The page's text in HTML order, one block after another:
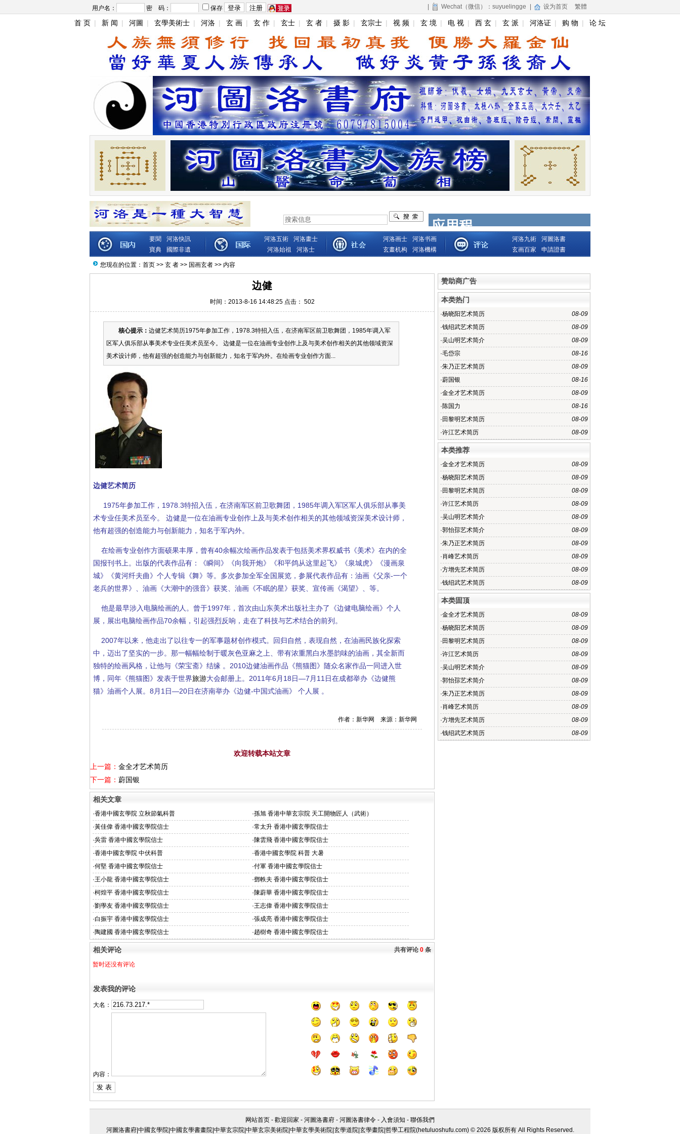
用户名： 密 码： 保存 Wechat（微信）：suyuelingge 设为首页 繁體
首 页 | 新 闻 | 河圖 | 玄學美術士 | 河洛 | 玄 画 | 玄 作 | 玄士 | 玄 者 | 摄 影 | 玄宗士 | 视 频 | 玄 境 | 电 视 | 西 玄 | 玄 派 | 河洛证 | 购 物 | 论 坛
要聞
河洛快訊
寶典
國際非遺
河洛五術
河洛畫士
河洛始祖
河洛士
河洛画士
河洛书画
玄畫机构
河洛機構
河洛九術
河圖洛書
玄画百家
申請證書
您现在的位置： 首页 >> 玄 者 >> 国画玄者 >> 内容
边健
时间：2013-8-16 14:48:25 点击： 502
核心提示： 边健艺术简历1975年参加工作，1978.3特招入伍，在济南军区前卫歌舞团，1985年调入军
区军人俱乐部从事美术专业任美术员至今。 边健是一位在油画专业创作上及与美术创作相关的其他领域资深
美术设计师，他有超强的创造能力与创新能力，知名于军内外。在绘画专业创作方面...
边健艺术简历
1975年参加工作，1978.3特招入伍，在济南军区前卫歌舞团，1985年调入军区军人俱乐部从事美
术专业任美术员至今。 边健是一位在油画专业创作上及与美术创作相关的其他领域资深美术设计师，
他有超强的创造能力与创新能力，知名于军内外。
在绘画专业创作方面硕果丰厚，曾有40余幅次绘画作品发表于包括美术界权威书《美术》在内的全
国报刊书上。出版的代表作品有：《瞬间》《向我开炮》《和平鸽从这里起飞》《泉城虎》《漫画泉
城》《黄河纤夫曲》个人专辑《舞》等。多次参加全军全国展览，参展代表作品有：油画《父亲-一个
老兵的世界》、油画《大潮中的强音》获奖、油画《不眠的星》获奖、宣传画《渴望》、等。
他是最早涉入电脑绘画的人。曾于1997年，首次由山东美术出版社主办了《边健电脑绘画》个人
展，展出电脑绘画作品70余幅，引起强烈反响，走在了科技与艺术结合的前列。
2007年以来，他走出了以往专一的军事题材创作模式。回归自然，表现自然，在油画民族化探索
中，迈出了坚实的一步。那一幅幅绘制于暖灰色亚麻之上、带有浓重黑白水墨韵味的油画，其全新而
独特的绘画风格，让他与《荣宝斋》结缘 。2010边健油画作品《熊猫图》随众名家作品一同进入世
博，同年《熊猫图》发表于世界旅游大会邮册上。2011年6月18日—7月11日在成都举办《边健熊
猫》油画个人展。8月1日—20日在济南举办《边健-中国式油画》 个人展 。
作者：新华网 来源：新华网
欢迎转载本站文章
上一篇： 金全才艺术简历
下一篇： 蔚国银
相关文章
·香港中國玄學院 立秋節氣科普 ·孫旭 香港中華玄宗院 天工開物匠人（武術）
·黃佳偉 香港中國玄學院信士 ·常太升 香港中國玄學院信士
·吳雷 香港中國玄學院信士 ·陳雲飛 香港中國玄學院信士
·香港中國玄學院 中伏科普 ·香港中國玄學院 科普 大暑
·何堅 香港中國玄學院信士 ·付軍 香港中國玄學院信士
·王小龍 香港中國玄學院信士 ·鄧軼夫 香港中國玄學院信士
·柯煌平 香港中國玄學院信士 ·陳蔚華 香港中國玄學院信士
·劉學友 香港中國玄學院信士 ·王志偉 香港中國玄學院信士
·白振宇 香港中國玄學院信士 ·張成亮 香港中國玄學院信士
·陶建國 香港中國玄學院信士 ·趙樹奇 香港中國玄學院信士
共有评论 0 条
相关评论
暂时还没有评论
发表我的评论
大名：
内容：
赞助商广告
本类热门
08-09
·杨晓阳艺术简历
08-09
·钱绍武艺术简历
08-09
·吴山明艺术简介
08-16
·毛岱宗
08-09
·朱乃正艺术简历
08-16
·蔚国银
08-09
·金全才艺术简历
08-16
·陈国力
08-09
· 田黎明艺术简历
08-09
·许江艺术简历
本类推荐
08-09
·金全才艺术简历
08-09
·杨晓阳艺术简历
08-09
· 田黎明艺术简历
08-09
·许江艺术简历
08-09
·吴山明艺术简介
08-09
·郭怡孮艺术简介
08-09
·朱乃正艺术简历
08-09
·肖峰艺术简历
08-09
·方增先艺术简历
08-09
·钱绍武艺术简历
本类固顶
08-09
·金全才艺术简历
08-09
·杨晓阳艺术简历
08-09
· 田黎明艺术简历
08-09
·许江艺术简历
08-09
·吴山明艺术简介
08-09
·郭怡孮艺术简介
08-09
·朱乃正艺术简历
08-09
·肖峰艺术简历
08-09
·方增先艺术简历
08-09
·钱绍武艺术简历
网站首页 - 歡迎回家 - 河圖洛書府 - 河圖洛書律令 - 入會須知 - 聯係我們
河圖洛書府|中國玄學院|中國玄學書畫院|中華玄宗院|中華玄宗美術院|中華玄學美術院|玄學道院|玄學畫院|哲學工程院(hetuluoshufu.com) © 2026 版权所有 All Rights Reserved.